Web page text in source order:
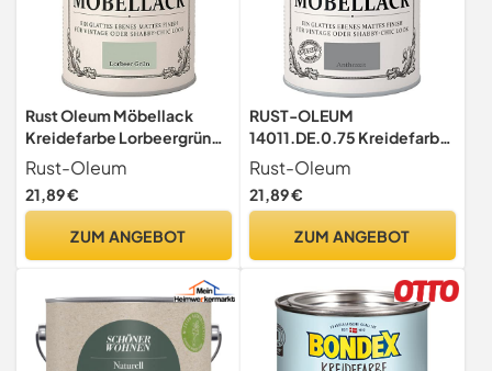
Rust Oleum Möbellack
Kreidefarbe Lorbeergrün
Matt 750 ml
Rust-Oleum
21,89 €
ZUM ANGEBOT
RUST-OLEUM
14011.DE.0.75 Kreidefarbe
DOSE 750ml anthrazit
Rust-Oleum
21,89 €
ZUM ANGEBOT